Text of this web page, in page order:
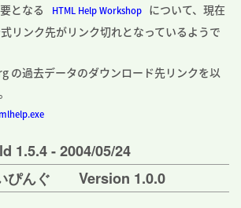
となる
HTML Help Workshop
について、現在
リンク先がリンク切れとなっているようで
過去データのダウンロード先リンクを以
- 2004/05/24
ぴんぐ Version 1.0.0